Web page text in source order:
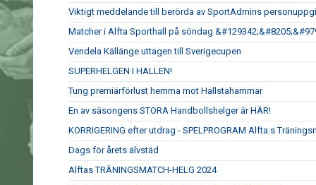
Viktigt meddelande till berörda av SportAdmins
Matcher i Alfta Sporthall på söndag
Vendela Källänge uttagen till Sverigecupen
SUPERHELGEN I HALLEN!
Tung premiärförlust hemma mot Hallstahammar
En av säsongens STORA Handbollshelger är HÄR!
KORRIGERING efter utdrag - SPELPROGRAM Alfta:s
Dags för årets älvstäd
Alftas TRÄNINGSMATCH-HELG 2024